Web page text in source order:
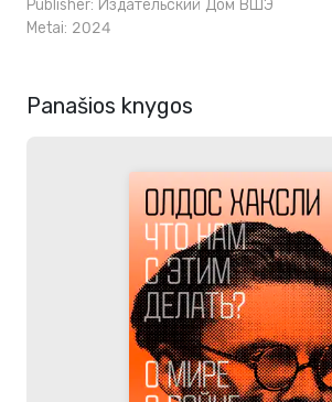
Publisher: Издательский Дом ВШЭ
Metai: 2024
Panašios knygos